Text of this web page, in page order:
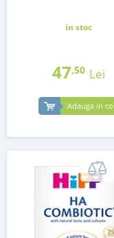
in stoc
47,50 Lei
Adauga in